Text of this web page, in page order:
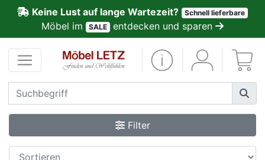
Keine Lust auf lange Wartezeit? Schnell lieferbare
Möbel im SALE entdecken und sparen
Filter
Kundenmeinungen
Anmelden
PREMIUM
Schnell
lieferbar